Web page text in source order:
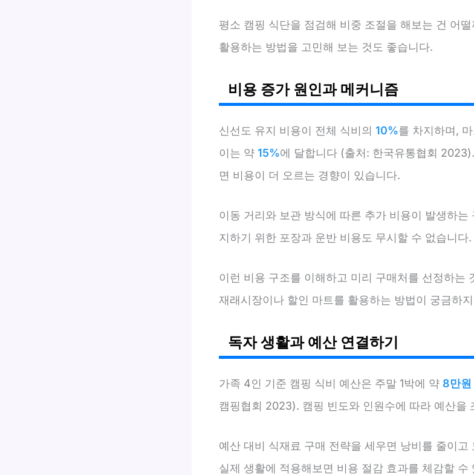
평소 캠핑 식단을 점검해 비중 조절을 해보는 건 어
활용하는 방법을 고민해 보는 것도 좋습니다.
비용 증가 원인과 메커니즘
신선도 유지 비용이 전체 식비의 10%를 차지하며,
이는 약 15%에 달합니다 (출처: 한국유통협회
면 비용이 더 오르는 경향이 있습니다.
이동 거리와 보관 방식에 따른 추가 비용이 발생하는
지하기 위한 포장과 운반 비용도 무시할 수 없습니다.
이런 비용 구조를 이해하고 미리 구매처를 선정하는
재래시장이나 할인 마트를 활용하는 방법이 궁금하
독자 생활과 예산 연결하기
가족 4인 기준 캠핑 식비 예산은 주말 1박에 약 8만원
캠핑협회 2023). 캠핑 빈도와 인원수에 따라 예산을
예산 대비 식재료 구매 전략을 세우면 낭비를 줄이고
실제 생활에 적용해보면 비용 절감 효과를 체감할 수